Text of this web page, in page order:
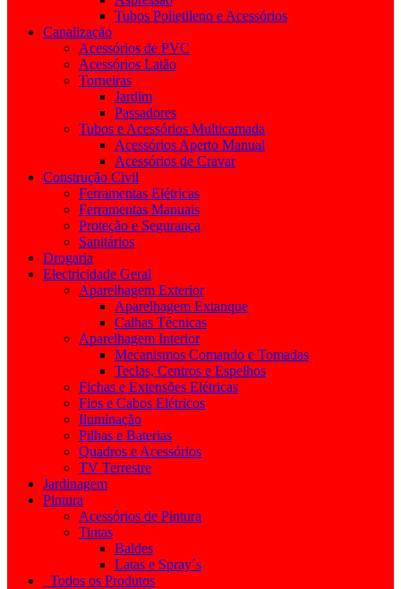
Tubos Polietileno e Acessórios
Canalização
Acessórios de PVC
Acessórios Latão
Torneiras
Jardim
Passadores
Tubos e Acessórios Multicamada
Acessórios Aperto Manual
Acessórios de Cravar
Construção Civil
Ferramentas Elétricas
Ferramentas Manuais
Proteção e Segurança
Sanitários
Drogaria
Electricidade Geral
Aparelhagem Exterior
Aparelhagem Extanque
Calhas Técnicas
Aparelhagem Interior
Mecanismos Comando e Tomadas
Teclas, Centros e Espelhos
Fichas e Extensões Elétricas
Fios e Cabos Elétricos
Iluminação
Pilhas e Baterias
Quadros e Acessórios
TV Terrestre
Jardinagem
Pintura
Acessórios de Pintura
Tintas
Baldes
Latas e Spray´s
Todos os Produtos